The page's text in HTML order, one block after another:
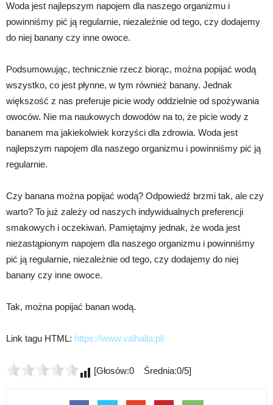
Woda jest najlepszym napojem dla naszego organizmu i
powinniśmy pić ją regularnie, niezależnie od tego, czy dodajemy
do niej banany czy inne owoce.
Podsumowując, technicznie rzecz biorąc, można popijać wodą
wszystko, co jest płynne, w tym również banany. Jednak
większość z nas preferuje picie wody oddzielnie od spożywania
owoców. Nie ma naukowych dowodów na to, że picie wody z
bananem ma jakiekolwiek korzyści dla zdrowia. Woda jest
najlepszym napojem dla naszego organizmu i powinniśmy pić ją
regularnie.
Czy banana można popijać wodą? Odpowiedź brzmi tak, ale czy
warto? To już zależy od naszych indywidualnych preferencji
smakowych i oczekiwań. Pamiętajmy jednak, że woda jest
niezastąpionym napojem dla naszego organizmu i powinniśmy
pić ją regularnie, niezależnie od tego, czy dodajemy do niej
banany czy inne owoce.
Tak, można popijać banan wodą.
Link tagu HTML: https://www.valhalla.pl/
[Głosów:0 Średnia:0/5]